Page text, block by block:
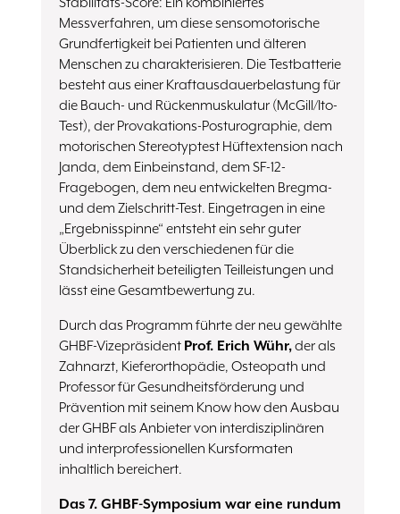
Messverfahren, um diese sensomotorische
Grundfertigkeit bei Patienten und älteren
Menschen zu charakterisieren. Die Testbatterie
besteht aus einer Kraftausdauerbelastung für
die Bauch- und Rückenmuskulatur (McGill/Ito-
Test), der Provakations-Posturographie, dem
motorischen Stereotyptest Hüftextension nach
Janda, dem Einbeinstand, dem SF-12-
Fragebogen, dem neu entwickelten Bregma-
und dem Zielschritt-Test. Eingetragen in eine
„Ergebnisspinne“ entsteht ein sehr guter
Überblick zu den verschiedenen für die
Standsicherheit beteiligten Teilleistungen und
lässt eine Gesamtbewertung zu.
Durch das Programm führte der neu gewählte
GHBF-Vizepräsident Prof. Erich Wühr,der als
Zahnarzt, Kieferorthopädie, Osteopath und
Professor für Gesundheitsförderung und
Prävention mit seinem Know how den Ausbau
der GHBF als Anbieter von interdisziplinären
und interprofessionellen Kursformaten
inhaltlich bereichert.
Das 7. GHBF-Symposium war eine rundum